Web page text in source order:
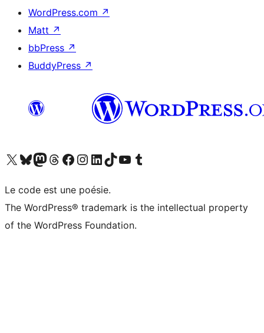
WordPress.com ↗
Matt ↗
bbPress ↗
BuddyPress ↗
Visitez notre compte X (précédemment Twitter)
Visiter notre compte Bluesky
Visiter notre compte Mastodon
Visiter notre compte Threads
Consulter notre compte Facebook
Consulter notre compte Instagram
Consulter notre compte LinkedIn
Visiter notre compte TokTok
Visiter notre chaîne YouTube
Visiter notre compte Tumblr
Le code est une poésie.
The WordPress® trademark is the intellectual property
of the WordPress Foundation.